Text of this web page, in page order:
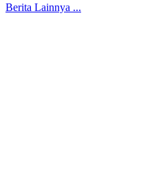
Berita Lainnya ...